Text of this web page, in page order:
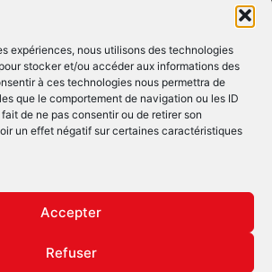
expériences, nous utilisons des technologies
stocker et/ou accéder aux informations des
à ces technologies nous permettra de
que le comportement de navigation ou les ID
de ne pas consentir ou de retirer son
un effet négatif sur certaines caractéristiques
Accepter
Refuser
CLIQUEZ ICI !
SUIVEZ-NOUS !